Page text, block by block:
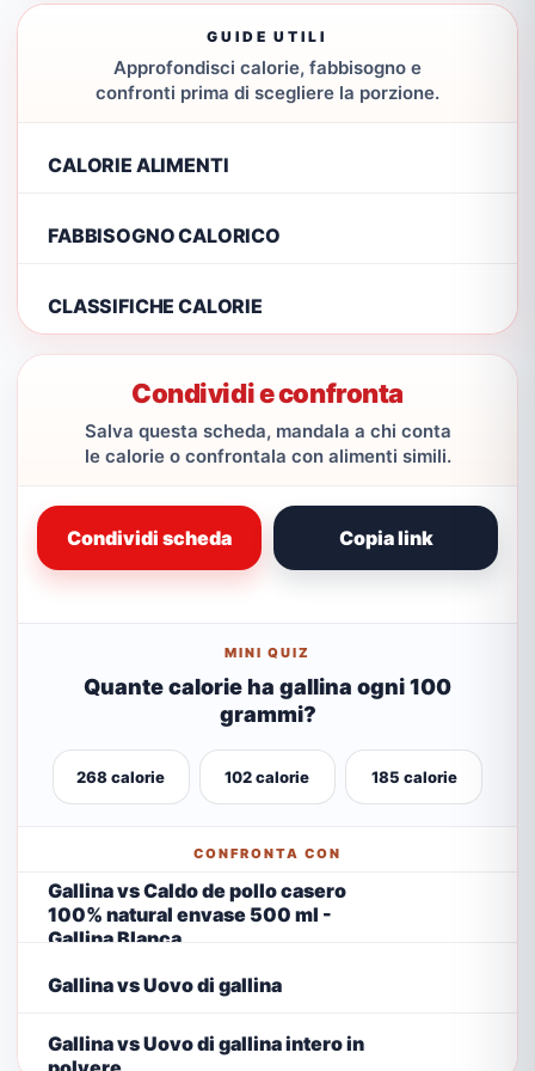
GUIDE UTILI
Approfondisci calorie, fabbisogno e
confronti prima di scegliere la porzione.
CALORIE ALIMENTI
FABBISOGNO CALORICO
CLASSIFICHE CALORIE
Condividi e confronta
Salva questa scheda, mandala a chi conta
le calorie o confrontala con alimenti simili.
Condividi scheda Copia link
MINI QUIZ
Quante calorie ha gallina ogni 100
grammi?
268 calorie 102 calorie 185 calorie
CONFRONTA CON
Gallina vs Caldo de pollo casero
100% natural envase 500 ml -
Gallina Blanca
Gallina vs Uovo di gallina
Gallina vs Uovo di gallina intero in